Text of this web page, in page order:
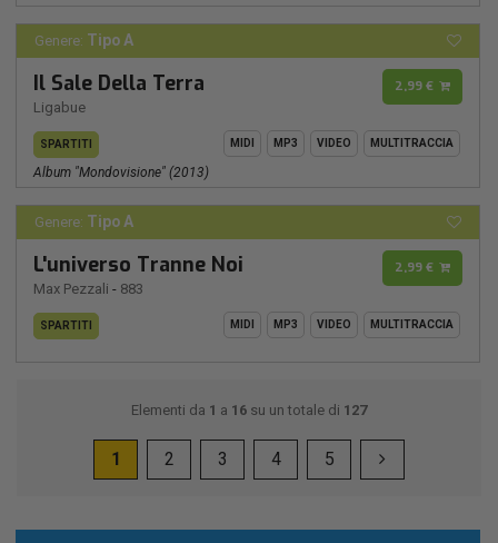
Genere: Tipo A
Il Sale Della Terra
Ligabue
2,99 €
SPARTITI MIDI MP3 VIDEO MULTITRACCIA
Album "mondovisione" (2013)
Genere: Tipo A
L'universo Tranne Noi
Max Pezzali - 883
2,99 €
SPARTITI MIDI MP3 VIDEO MULTITRACCIA
Elementi da 1 a 16 su un totale di 127
1 2 3 4 5